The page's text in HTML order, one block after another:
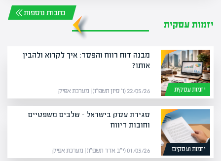
יזמות עסקית
כתבות נוספות
יזמות עסקית
מבנה דוח רווח והפסד: איך לקרוא ולהבין
אותו?
22/05/26 (ו׳ סיון תשפ״ו) | מערכת אפיק
יזמות ועסקים
סגירת עסק בישראל – שלבים משפטיים
וחובות דיווח
01/03/26 (י״ב אדר תשפ״ו) | מערכת אפיק